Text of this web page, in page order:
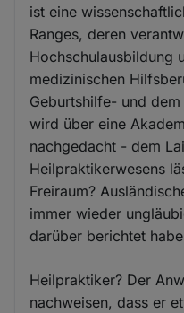
ist eine
Ranges, deren
Hochschulausbildung
medizinischen
Geburtshilfe- und
wird über eine
nachgedacht - dem
Heilpraktikerwesens
Freiraum?
immer wieder
darüber berichtet
Heilpraktiker? Der
nachweisen, dass er